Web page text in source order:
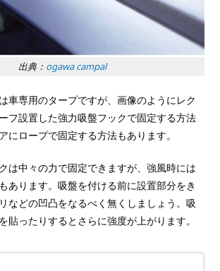
出典： ogawa campal
車専用のタープですが、画像のようにレク
フ設置した強力吸盤フックで固定する方法
にロープで固定する方法もあります。
は中々の力で固定できますが、強風時には
あります。吸盤を付ける前に設置部分をき
などの凹凸をなるべく無くしましょう。吸
貼ったりするとさらに強度が上がります。